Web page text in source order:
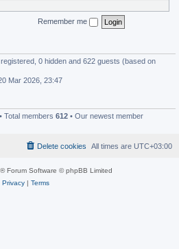
Remember me
0 hidden and 622 guests (based on
Mar 2026, 23:47
• Total members 612 • Our newest member
All times are UTC+03:00
Delete cookies
® Forum Software © phpBB Limited
Privacy| Terms